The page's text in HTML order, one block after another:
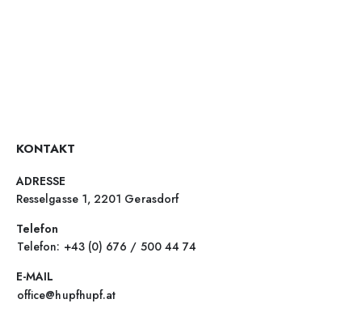
KONTAKT
ADRESSE
Resselgasse 1, 2201 Gerasdorf
Telefon
Telefon: +43 (0) 676 / 500 44 74
E-MAIL
office@hupfhupf.at